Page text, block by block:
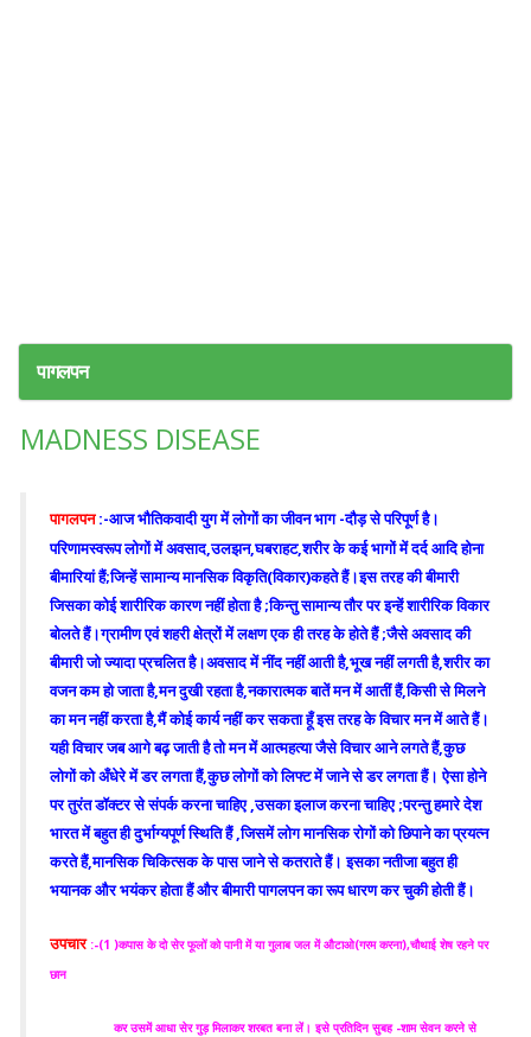
पागलपन
MADNESS DISEASE
पागलपन :-आज भौतिकवादी युग में लोगों का जीवन भाग -दौड़ से परिपूर्ण है।
परिणामस्वरूप लोगों में अवसाद,उलझन,घबराहट,शरीर के कई भागों में दर्द आदि होना
बीमारियां हैं;जिन्हें सामान्य मानसिक विकृति(विकार)कहते हैं।इस तरह की बीमारी
जिसका कोई शारीरिक कारण नहीं होता है ;किन्तु सामान्य तौर पर इन्हें शारीरिक विकार
बोलते हैं।ग्रामीण एवं शहरी क्षेत्रों में लक्षण एक ही तरह के होते हैं ;जैसे अवसाद की
बीमारी जो ज्यादा प्रचलित है।अवसाद में नींद नहीं आती है,भूख नहीं लगती है,शरीर का
वजन कम हो जाता है,मन दुखी रहता है,नकारात्मक बातें मन में आतीं हैं,किसी से मिलने
का मन नहीं करता है,मैं कोई कार्य नहीं कर सकता हूँ इस तरह के विचार मन में आते हैं।
यही विचार जब आगे बढ़ जाती है तो मन में आत्महत्या जैसे विचार आने लगते हैं,कुछ
लोगों को अँधेरे में डर लगता हैं,कुछ लोगों को लिफ्ट में जाने से डर लगता हैं। ऐसा होने
पर तुरंत डॉक्टर से संपर्क करना चाहिए ,उसका इलाज करना चाहिए ;परन्तु हमारे देश
भारत में बहुत ही दुर्भाग्यपूर्ण स्थिति हैं ,जिसमें लोग मानसिक रोगों को छिपाने का प्रयत्न
करते हैं,मानसिक चिकित्सक के पास जाने से कतराते हैं। इसका नतीजा बहुत ही
भयानक और भयंकर होता हैं और बीमारी पागलपन का रूप धारण कर चुकी होती हैं।
उपचार :-(1 )कपास के दो सेर फूलों को पानी में या गुलाब जल में औटाओ(गरम करना),चौथाई शेष रहने पर
छान
कर उसमें आधा सेर गुड़ मिलाकर शरबत बना लें। इसे प्रतिदिन सुबह -शाम सेवन करने से